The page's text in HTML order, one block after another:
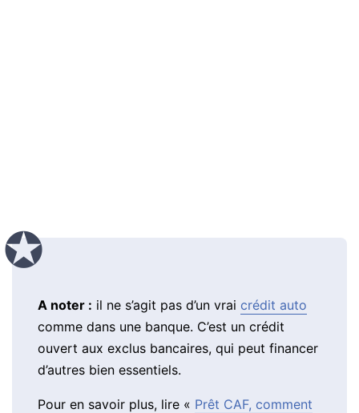
A noter : il ne s’agit pas d’un vrai crédit auto
comme dans une banque. C’est un crédit
ouvert aux exclus bancaires, qui peut financer
d’autres bien essentiels.
Pour en savoir plus, lire « Prêt CAF, comment